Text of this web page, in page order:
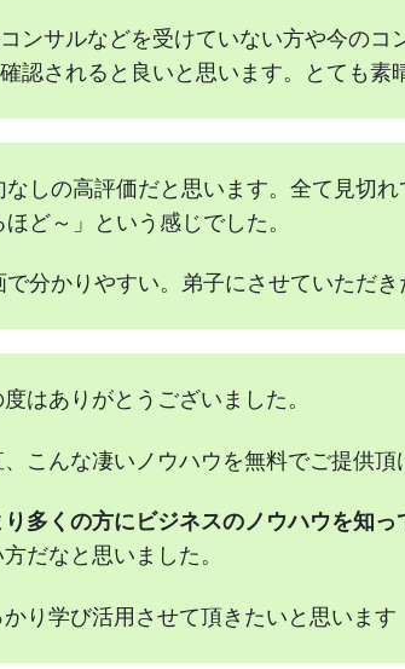
ンサルなどを受けていない方や今の
認されると良いと思います。とても素
なしの高評価だと思います。全て見切
ほど～」という感じでした。
で分かりやすい。弟子にさせていただき
度はありがとうございました。
、こんな凄いノウハウを無料でご提供頂
り多くの方にビジネスのノウハウを知っ
方だなと思いました。
かり学び活用させて頂きたいと思います